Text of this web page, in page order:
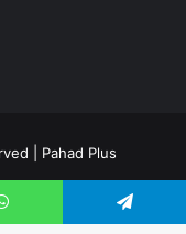
| Pahad Plus
Telegram